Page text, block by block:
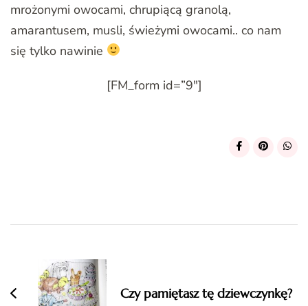
mrożonymi owocami, chrupiącą granolą,
amarantusem, musli, świeżymi owocami.. co nam
się tylko nawinie
[FM_form id=”9″]
Navigation
Czy pamiętasz tę dziewczynkę?